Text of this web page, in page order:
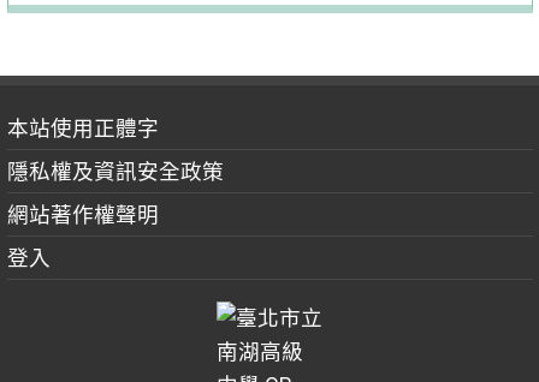
本站使用正體字
隱私權及資訊安全政策
網站著作權聲明
登入